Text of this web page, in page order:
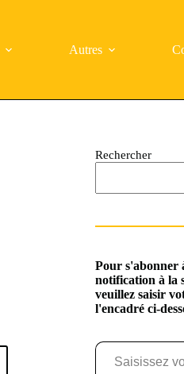
Autres
Rechercher
Pour s'abonner
notification à la
veuillez saisir
l'encadré ci-
Saisissez votre adresse e-mail…